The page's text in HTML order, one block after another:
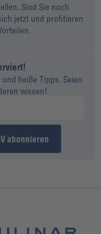
Sind Sie noch
jetzt und profitieren
heiße Tipps. Seien
wissen!
abonnieren